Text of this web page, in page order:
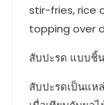
stir-fries, rice
topping over
สับปะรด แบบชิ้
สับปะรดเป็นแห